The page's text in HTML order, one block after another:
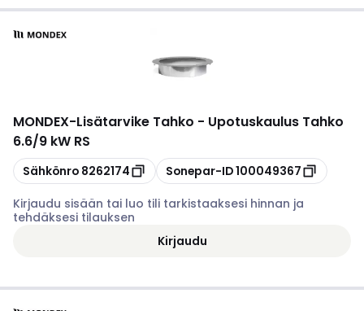
MONDEX-Lisätarvike Tahko - Upotuskaulus Tahko
6.6/9 kW RS
Kopioi
Sähkönro 8262174 Kopioi
Sonepar-ID100049367
Kirjaudu sisään tai luo tili tarkistaaksesi hinnan ja
tehdäksesi tilauksen
Kirjaudu